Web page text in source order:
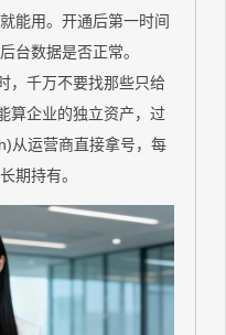
能用。开通后第一时间
台数据是否正常。
，千万不要找那些只给
算企业的独立资产，过
从运营商直接拿号，每
期持有。